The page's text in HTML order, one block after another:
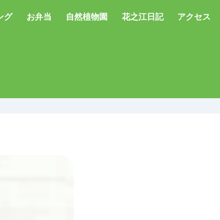
グ お弁当 自然植物園 花之江日記 アクセス